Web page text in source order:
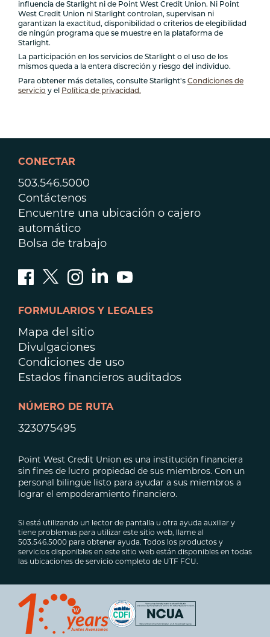
influencia de Starlight ni de Point West Credit Union. Ni Point
West Credit Union ni Starlight controlan, supervisan ni
garantizan la exactitud, disponibilidad o criterios de elegibilidad
de ningún programa que se muestre en la plataforma de
Starlight.
La participación en los servicios de Starlight o el uso de los
mismos queda a la entera discreción y riesgo del individuo.
Para obtener más detalles, consulte Starlight's Condiciones de
servicio y el Política de privacidad.
CONECTAR
503.546.5000
Contáctenos
Encuentre una ubicación o cajero
automático
Bolsa de trabajo
FORMULARIOS Y LEGALES
Mapa del sitio
Divulgaciones
Condiciones de uso
Estados financieros auditados
NÚMERO DE RUTA
323075495
Point West Credit Union es una institución financiera
sin fines de lucro propiedad de sus miembros. Con un
personal bilingüe listo para ayudar a sus miembros a
lograr el empoderamiento financiero.
Si está utilizando un lector de pantalla u otra ayuda auxiliar y
tiene problemas para utilizar este sitio web, llame al
503.546.5000 para obtener ayuda. Todos los productos y
servicios disponibles en este sitio web están disponibles en todas
las ubicaciones de servicio completo de UTF FCU.